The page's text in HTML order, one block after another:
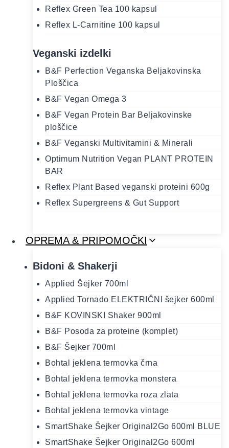
Reflex Green Tea 100 kapsul
Reflex L-Carnitine 100 kapsul
Veganski izdelki
B&F Perfection Veganska Beljakovinska
Ploščica
B&F Vegan Omega 3
B&F Vegan Protein Bar Beljakovinske
ploščice
B&F Veganski Multivitamini & Minerali
Optimum Nutrition Vegan PLANT PROTEIN
BAR
Reflex Plant Based veganski proteini 600g
Reflex Supergreens & Gut Support
OPREMA & PRIPOMOČKI
Bidoni & Shakerji
Applied Šejker 700ml
Applied Tornado ELEKTRIČNI šejker 600ml
B&F KOVINSKI Shaker 900ml
B&F Posoda za proteine (komplet)
B&F Šejker 700ml
Bohtal jeklena termovka črna
Bohtal jeklena termovka monstera
Bohtal jeklena termovka roza zlata
Bohtal jeklena termovka vintage
SmartShake Šejker Original2Go 600ml BLUE
SmartShake Šejker Original2Go 600ml